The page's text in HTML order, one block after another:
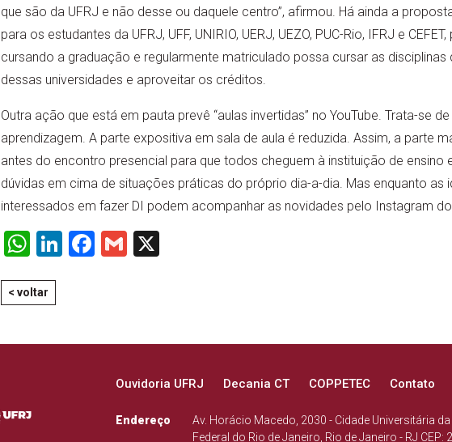
que são da UFRJ e não desse ou daquele centro”, afirmou. Há ainda a
para os estudantes da UFRJ, UFF, UNIRIO, UERJ, UEZO, PUC-Rio, IFRJ e
cursando a graduação e regularmente matriculado possa cursar as
dessas universidades e aproveitar os créditos.
Outra ação que está em pauta prevê “aulas invertidas” no YouTube. Trata-se
aprendizagem. A parte expositiva em sala de aula é reduzida. Assim, a parte
antes do encontro presencial para que todos cheguem à instituição de ensino
dúvidas em cima de situações práticas do próprio dia-a-dia. Mas enquanto as
interessados em fazer DI podem acompanhar as novidades pelo Instagram
WhatsApp
LinkedIn
Facebook
Gmail
X
< voltar
Ouvidoria UFRJ Decania CT COPPETEC Contato
Endereço
Av. Horácio Macedo, 2030 - Cidade Universitária
Federal do Rio de Janeiro, Rio de Janeiro - RJ CEP: